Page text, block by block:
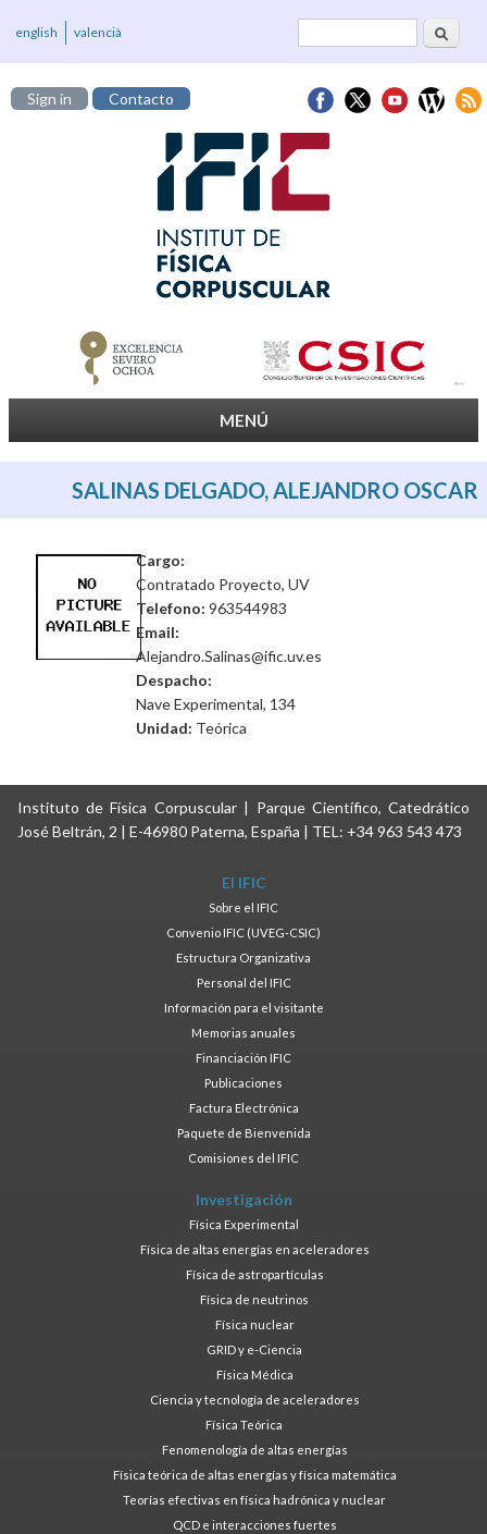
Formulario deBuscar
english valencià
Sign in Contacto
MENÚ
SALINAS DELGADO, ALEJANDRO OSCAR
Cargo:
Contratado Proyecto, UV
Telefono: 963544983
Email:
Alejandro.Salinas@ific.uv.es
Despacho:
Nave Experimental, 134
Unidad: Teórica
Instituto de Física Corpuscular | Parque Científico, Catedrático
José Beltrán, 2 | E-46980 Paterna, España | TEL: +34 963 543 473
El IFIC
Sobre el IFIC
Convenio IFIC (UVEG-CSIC)
Estructura Organizativa
Personal del IFIC
Información para el visitante
Memorias anuales
Financiación IFIC
Publicaciones
Factura Electrónica
Paquete de Bienvenida
Comisiones del IFIC
Investigación
Física Experimental
Física de altas energías en aceleradores
Física de astropartículas
Física de neutrinos
Física nuclear
GRID y e-Ciencia
Física Médica
Ciencia y tecnología de aceleradores
Física Teórica
Fenomenología de altas energías
Física teórica de altas energías y física matemática
Teorías efectivas en física hadrónica y nuclear
QCD e interacciones fuertes